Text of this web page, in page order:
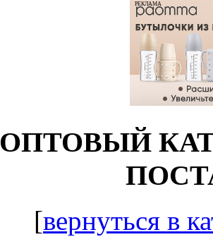
РЕКЛАМА
ОПТОВЫЙ
[вернуться в